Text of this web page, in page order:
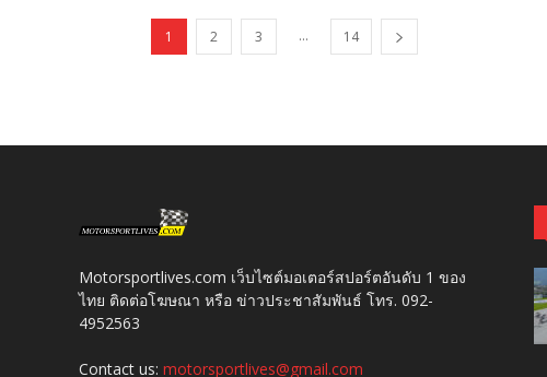
1 2 3 ... 14
Motorsportlives.com เว็บไซต์มอเตอร์สปอร์ตอันดับ 1 ของ
ไทย ติดต่อโฆษณา หรือ ข่าวประชาสัมพันธ์ โทร. 092-
4952563
Contact us: motorsportlives@gmail.com